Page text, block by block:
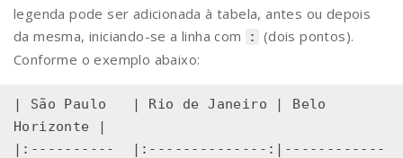
legenda pode ser adicionada à tabela, antes ou depois
da mesma, iniciando-se a linha com
:
(dois pontos).
Conforme o exemplo abaixo:
| São Paulo   | Rio de Janeiro | Belo
Horizonte |
|:----------  |:--------------:|------------